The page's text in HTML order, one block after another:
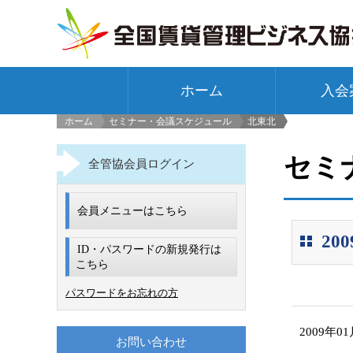
ホーム 入
ホーム
セミナー・会議スケジュール
北東北
セミ
2009年
全管協会員ログイン
会員メニューはこちら
ID・パスワードの新規発行は
こちら
パスワードをお忘れの方
お問い合わせ